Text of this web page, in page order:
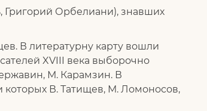
Григорий Орбелиани), знавших
В литературну карту вошли
XVIII века выборочно
М. Карамзин. В
которых В. Татищев, М. Ломоносов,